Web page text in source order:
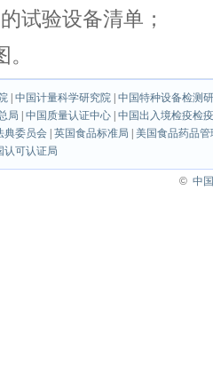
验设备清单；
中国计量科学研究院 中国特种设备检测
局
中国质量认证中心 中国出入境检疫检
典委员会 英国食品标准局
美国食品药品管
认可认证局
© 中